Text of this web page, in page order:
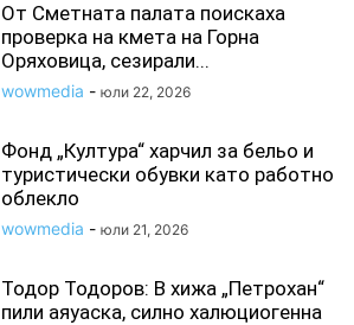
От Сметната палата поискаха
проверка на кмета на Горна
Оряховица, сезирали...
wowmedia - юли 22, 2026
Фонд „Култура“ харчил за бельо и
туристически обувки като работно
облекло
wowmedia - юли 21, 2026
Тодор Тодоров: В хижа „Петрохан“
пили аяуаска, силно халюциогенна